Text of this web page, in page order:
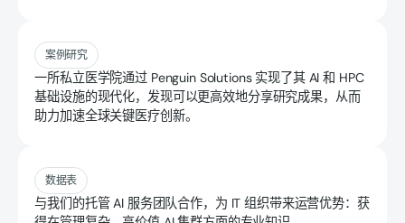
案例研究
一所私立医学院通过 Penguin Solutions 实现了其 AI 和 HPC
基础设施的现代化，发现可以更高效地分享研究成果，从而
助力加速全球关键医疗创新。
阅读更多
数据表
与我们的托管 AI 服务团队合作，为 IT 组织带来运营优势：获
阅读更多